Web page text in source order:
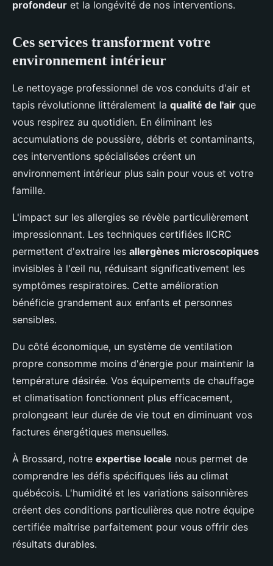
profondeur et la longévité de nos interventions.
Ces services transforment votre
environnement intérieur
Le nettoyage professionnel de vos conduits d'air et
tapis révolutionne littéralement la qualité de l'air que
vous respirez au quotidien. En éliminant les
accumulations de poussière, débris et contaminants,
ces interventions spécialisées créent un
environnement intérieur plus sain pour vous et votre
famille.
L'impact sur les allergies se révèle particulièrement
impressionnant. Les techniques certifiées IICRC
permettent d'extraire les allergènes microscopiques
invisibles à l'œil nu, réduisant significativement les
symptômes respiratoires. Cette amélioration
bénéficie grandement aux enfants et personnes
sensibles.
Du côté économique, un système de ventilation
propre consomme moins d'énergie pour maintenir la
température désirée. Vos équipements de chauffage
et climatisation fonctionnent plus efficacement,
prolongeant leur durée de vie tout en diminuant vos
factures énergétiques mensuelles.
À Brossard, notre expertise locale nous permet de
comprendre les défis spécifiques liés au climat
québécois. L'humidité et les variations saisonnières
créent des conditions particulières que notre équipe
certifiée maîtrise parfaitement pour vous offrir des
résultats durables.